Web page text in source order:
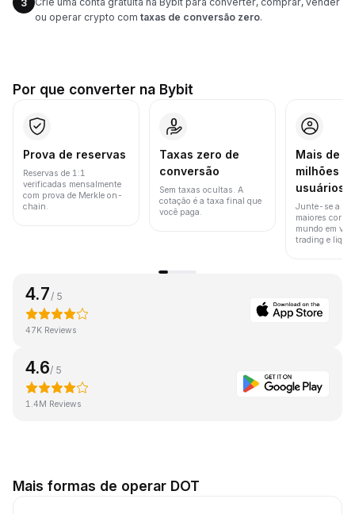
3
ou operar crypto com taxas de conversão zero.
Por que converter na Bybit
Prova de reservas
Reservas de 1:1
verificadas mensalmente
com prova de Merkle on-
chain.
Taxas zero de
conversão
Sem taxas ocultas. A
cotação é a taxa final que
você paga.
Mais de
milhões
usuários
Junte-se a
maiores
mundo em
trading e
4.7 / 5
47K Reviews
4.6/ 5
1.4M Reviews
Mais formas de operar DOT